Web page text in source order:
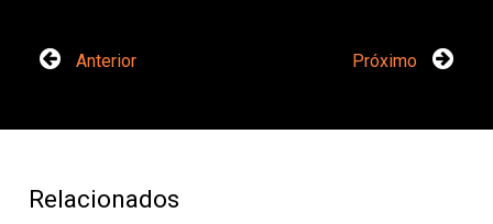
Anterior Próximo
Relacionados